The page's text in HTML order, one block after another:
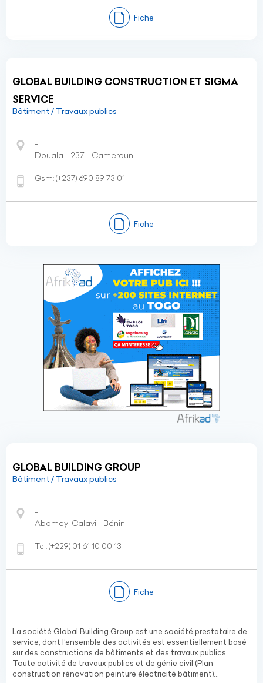
Fiche
GLOBAL BUILDING CONSTRUCTION ET SIGMA
SERVICE
Bâtiment / Travaux publics
-
Douala - 237 - Cameroun
Gsm:(+237) 690 89 73 01
Fiche
GLOBAL BUILDING GROUP
Bâtiment / Travaux publics
-
Abomey-Calavi - Bénin
Tel:(+229) 01 61 10 00 13
Fiche
La société Global Building Group est une société prestataire de
service, dont l’ensemble des activités est essentiellement basé
sur des constructions de bâtiments et des travaux publics.
Toute activité de travaux publics et de génie civil (Plan
construction rénovation peinture électricité bâtiment)...